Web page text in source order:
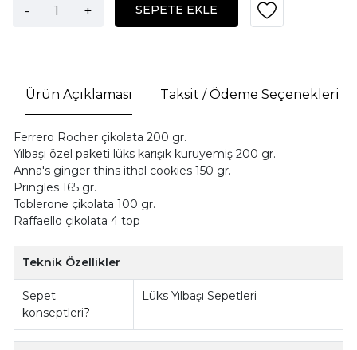
- + SEPETE EKLE
Ürün Açıklaması Taksit / Ödeme Seçenekleri
Ferrero Rocher çikolata 200 gr.
Yılbaşı özel paketi lüks karışık kuruyemiş 200 gr.
Anna's ginger thins ithal cookies 150 gr.
Pringles 165 gr.
Toblerone çikolata 100 gr.
Raffaello çikolata 4 top
Teknik Özellikler
Sepet
konseptleri?
Lüks Yılbaşı Sepetleri